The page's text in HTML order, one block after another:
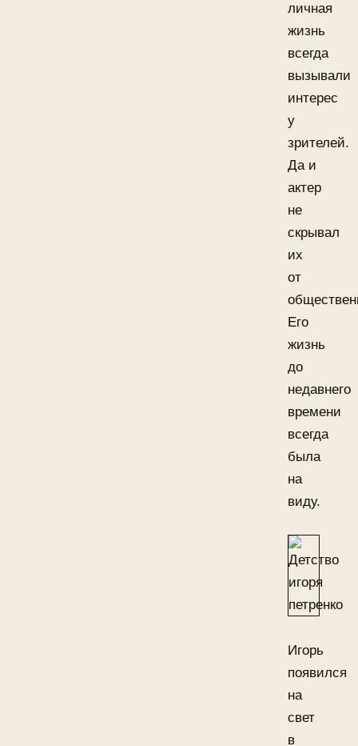
личная
жизнь
всегда
вызывали
интерес
у
зрителей.
Да и
актер
не
скрывал
их
от
Его
жизнь
до
недавнего
времени
всегда
была
на
виду.
Игорь
появился
на
свет
в